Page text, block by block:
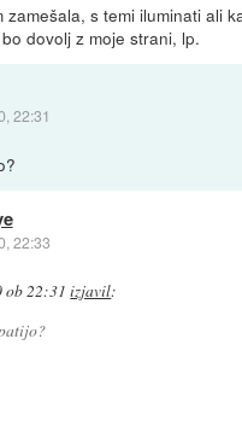
zamešala, s temi iluminati ali
dovolj z moje strani, lp.
22:31
22:33
ob 22:31 izjavil: